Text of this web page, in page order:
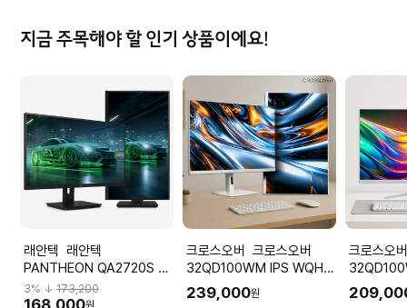
지금 주목해야 할 인기 상품이에요!
래안텍 래안텍
PANTHEON QA2720S 나
노IPS 120 QHD USB-C 블
랙 멀티스탠드
3% ↓ 173,200
크로스오버 크로스오버
32QD100WM IPS WQHD
81cm 피벗 화이트 사무용
게이밍 컴퓨터 모니터 무결
239,000원
크로스오버 크로스
100Hz
터 모니터